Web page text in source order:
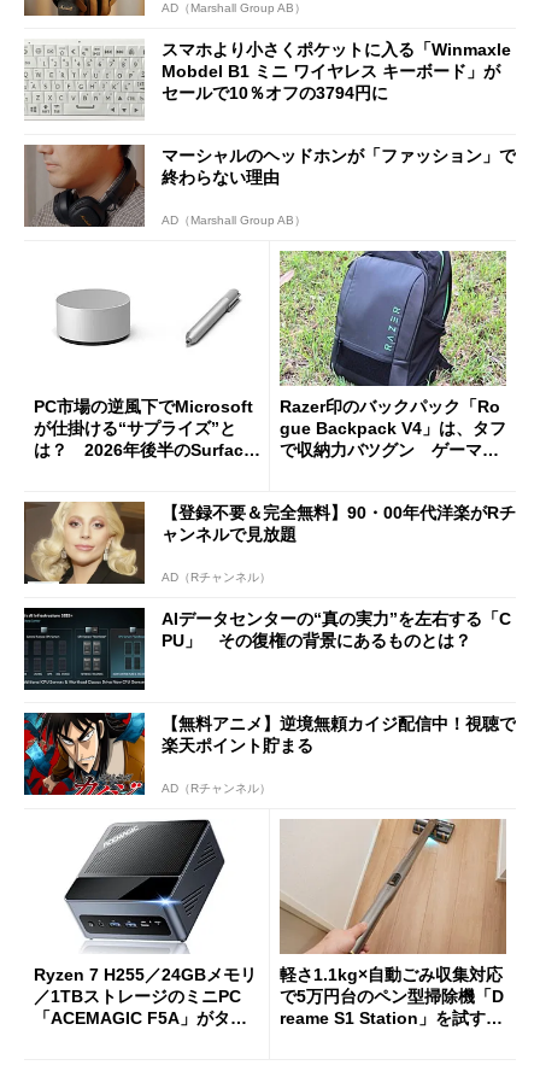
AD（Marshall Group AB）
スマホより小さくポケットに入る「Winmaxle
Mobdel B1 ミニ ワイヤレス キーボード」が
セールで10％オフの3794円に
マーシャルのヘッドホンが「ファッション」で
終わらない理由
AD（Marshall Group AB）
PC市場の逆風下でMicrosoft
が仕掛ける“サプライズ”と
は？ 2026年後半のSurface
Razer印のバックパック「Ro
gue Backpack V4」は、タフ
で収納力バツグン ゲーマー
【登録不要＆完全無料】90・00年代洋楽がRチ
ャンネルで見放題
AD（Rチャンネル）
AIデータセンターの“真の実力”を左右する「C
PU」 その復権の背景にあるものとは？
【無料アニメ】逆境無頼カイジ配信中！視聴で
楽天ポイント貯まる
AD（Rチャンネル）
Ryzen 7 H255／24GBメモリ
／1TBストレージのミニPC
「ACEMAGIC F5A」がタイ
軽さ1.1kg×自動ごみ収集対応
で5万円台のペン型掃除機「D
reame S1 Station」を試す